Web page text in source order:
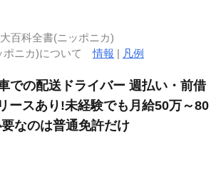
百科全書(ニッポニカ)
ポニカ)について情報 | 凡例
での配送ドライバー 週払い・前借
ースあり!未経験でも月給50万～80
なのは普通免許だけ